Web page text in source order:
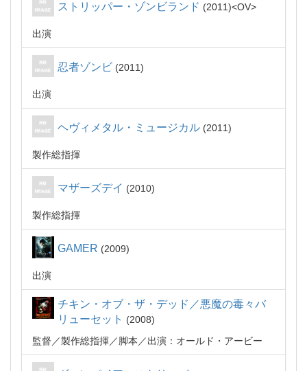
ストリッパー・ゾンビランド 2011 OV
出演
忍者ゾンビ 2011
出演
ヘヴィメタル・ミュージカル 2011
製作総指揮
マザーズデイ 2010
製作総指揮
GAMER 2009
出演
チキン・オブ・ザ・デッド／悪魔の毒々バ
リューセット
2008
監督
製作総指揮 脚本 出演：オールド・アービー